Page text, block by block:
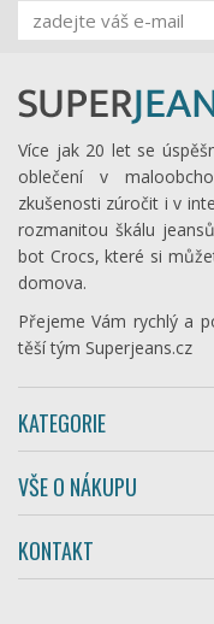
Více jak 20 let se
oblečení v
zkušenosti zúročit i v
rozmanitou škálu
bot Crocs, které si
domova.
Přejeme Vám rychlý a
těší tým Superjeans.cz
KATEGORIE
VŠE O NÁKUPU
KONTAKT